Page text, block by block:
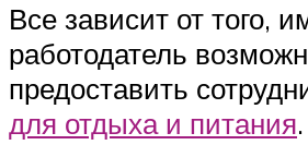
Все зависит от того,
работодатель
предоставить
для отдыха и питания